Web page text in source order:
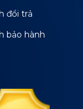
đổi trả
bảo hành